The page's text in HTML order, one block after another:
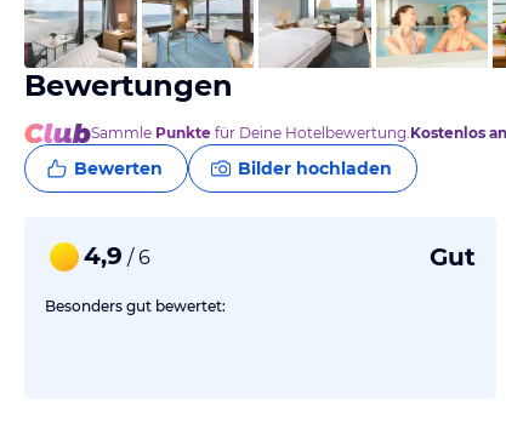
vom Hotelier, Dezember 2018
Bewertungen
Sammle Punkte für Deine Hotelbewertung.Kostenlos
Bewerten Bilder hochladen
4,9 / 6 Gut
Besonders gut bewertet: